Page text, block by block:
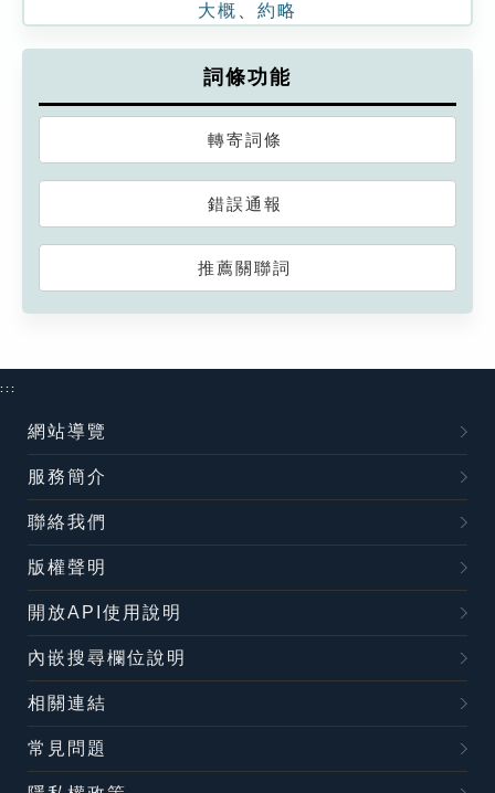
大概 約略
詞條功能
轉寄詞條
錯誤通報
推薦關聯詞
:::
網站導覽
服務簡介
聯絡我們
版權聲明
開放API使用說明
內嵌搜尋欄位說明
相關連結
常見問題